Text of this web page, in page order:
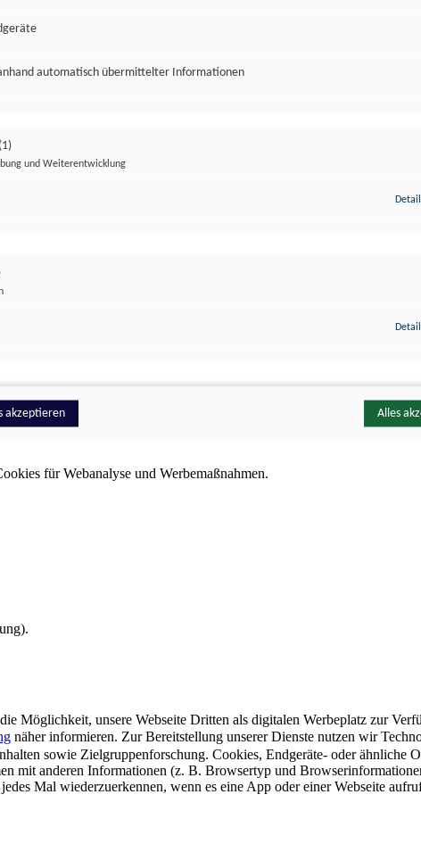
für Webanalyse und Werbemaßnahmen.
Möglichkeit, unsere Webseite Dritten als digitalen Werbeplatz zur
näher informieren. Zur Bereitstellung unserer Dienste nutzen wir
sowie Zielgruppenforschung. Cookies, Endgeräte- oder ähnliche
mit anderen Informationen (z. B. Browsertyp und
Mal wiederzuerkennen, wenn es eine App oder einer Webseite
automatisch übermittelter Informationen
(1)
und Weiterentwicklung
akzeptieren Alles